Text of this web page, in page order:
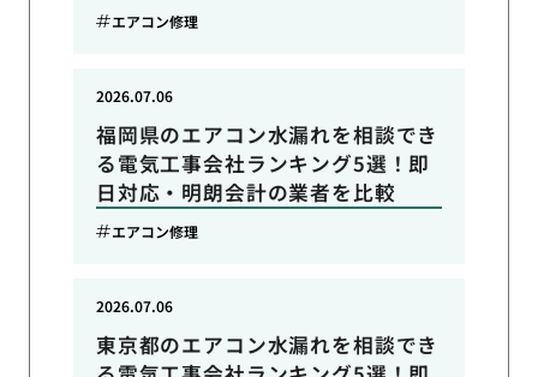
エアコン修理
福岡県のエアコン水漏れを相談でき
る電気工事会社ランキング5選！即
日対応・明朗会計の業者を比較
2026.07.06
エアコン修理
東京都のエアコン水漏れを相談でき
2026.07.06